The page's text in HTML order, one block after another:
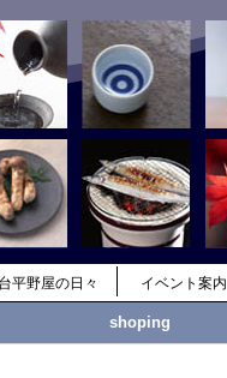
平野屋の日々 イベント案内
shoping